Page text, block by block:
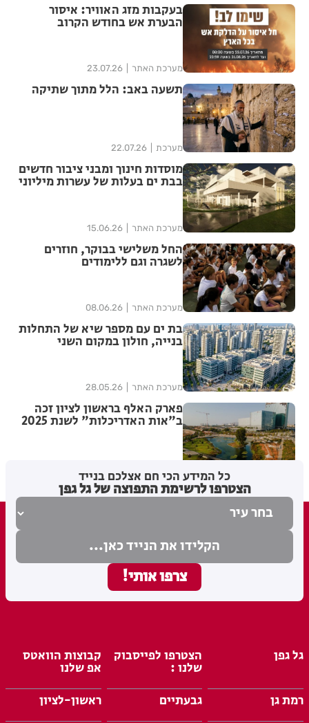
בעקבות מזג האוויר: איסור
הבערת אש בחודש הקרוב
מערכת האתר 23.07.26
תשעה באב: הלל מתוך שתיקה
מערכת 22.07.26
מוסדות חינוך ומבני ציבור חדשים
בבת ים בעלות של עשרות מיליוני
מערכת האתר 15.06.26
החל משלישי בבוקר, חוזרים
לשגרה וגם ללימודים
מערכת האתר 08.06.26
בת ים עם מספר שיא של התחלות
בנייה, חולון במקום השני
מערכת האתר 28.05.26
פארק האלף בראשון לציון זכה
ב"אות האדריכלות" לשנת 2025
כל המידע הכי חם אצלכם בנייד
הצטרפו לרשימת התפוצה של גל גפן
גל גפן הצטרפו לפייסבוק
שלנו :
קבוצות הוואטס
אפ שלנו
רמת גן
גבעתיים
ראשון-לציון